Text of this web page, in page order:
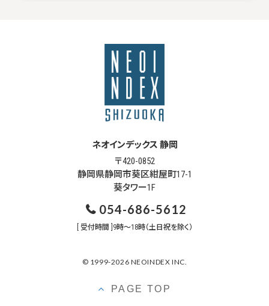
ネオインデックス 静岡
〒420-0852
静岡県静岡市葵区紺屋町17-1
葵タワー1F
054-686-5612
[ 受付時間 ]9時～18時（土日祝を除く）
© 1999-2026 NEOINDEX INC.
PAGE TOP